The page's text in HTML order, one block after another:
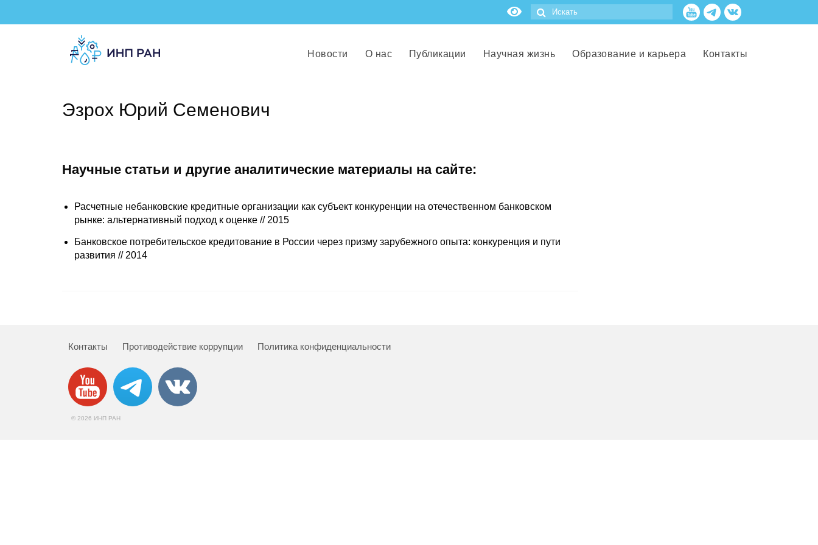
Новости О нас Публикации Научная жизнь Образование и карьера Контакты
Эзрох Юрий Семенович
Научные статьи и другие аналитические материалы на сайте:
Расчетные небанковские кредитные организации как субъект конкуренции на отечественном банковском
рынке: альтернативный подход к оценке // 2015
Банковское потребительское кредитование в России через призму зарубежного опыта: конкуренция и пути
развития // 2014
Контакты Противодействие коррупции Политика конфиденциальности
© 2026 ИНП РАН